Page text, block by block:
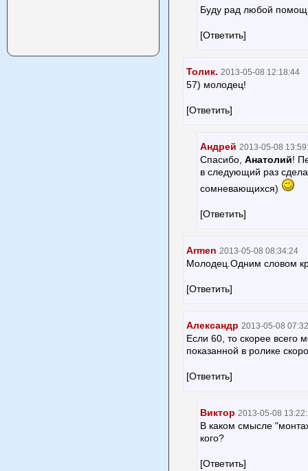
Буду рад любой
[Ответить]
Толик. 2013-05-08 12:18:44
57) молодец!
[Ответить]
Андрей 2013-05-08
Спасибо, Анатолий!
в следующий раз
сомневающихся)
[Ответить]
Armen 2013-05-08 08:34:24
Молодец.Одним словом
[Ответить]
Александр 2013-05-08
Если 60, то скорее всего
показанной в ролике
[Ответить]
Виктор 2013-05-08
В каком смысле
кого?
[Ответить]